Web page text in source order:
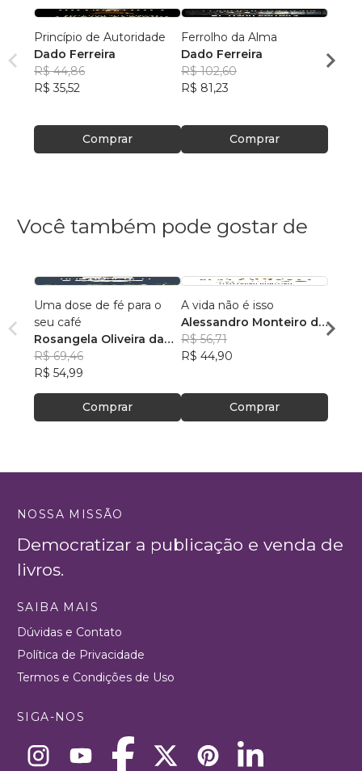
Princípio de Autoridade
Dado Ferreira
R$ 44,86
R$ 35,52
Comprar
Ferrolho da Alma
Dado Ferreira
R$ 102,60
R$ 81,23
Comprar
R$
Você também pode gostar de
Uma dose de fé para o
seu café
Rosangela Oliveira da
Silva
R$ 69,46
R$ 54,99
Comprar
A vida não é isso
Alessandro Monteiro de
Menezes
R$ 56,71
R$ 44,90
Comprar
NOSSA MISSÃO
Democratizar a publicação e venda de
livros.
SAIBA MAIS
Dúvidas e Contato
Política de Privacidade
Termos e Condições de Uso
SIGA-NOS